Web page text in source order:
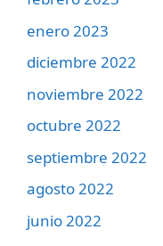
enero 2023
diciembre 2022
noviembre 2022
octubre 2022
septiembre 2022
agosto 2022
junio 2022